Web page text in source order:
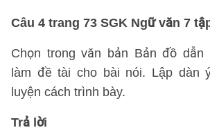
Câu 4 trang 73 SGK Ngữ văn 7
Chọn trong văn bản Bản đồ dẫn
làm đề tài cho bài nói. Lập dàn
luyện cách trình bày.
Trả lời